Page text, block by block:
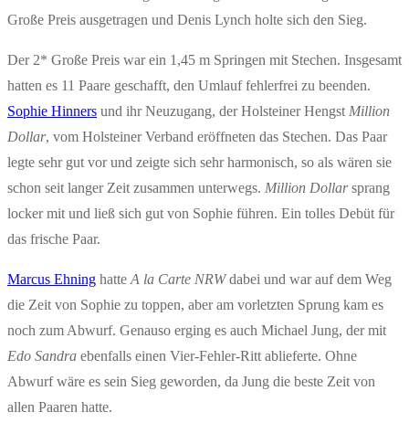
Große Preis ausgetragen und Denis Lynch holte sich den Sieg.
Der 2* Große Preis war ein 1,45 m Springen mit Stechen. Insgesamt
hatten es 11 Paare geschafft, den Umlauf fehlerfrei zu beenden.
Sophie Hinners und ihr Neuzugang, der Holsteiner Hengst Million
Dollar, vom Holsteiner Verband eröffneten das Stechen. Das Paar
legte sehr gut vor und zeigte sich sehr harmonisch, so als wären sie
schon seit langer Zeit zusammen unterwegs. Million Dollarsprang
locker mit und ließ sich gut von Sophie führen. Ein tolles Debüt für
das frische Paar.
Marcus Ehning hatte A la Carte NRWdabei und war auf dem Weg
die Zeit von Sophie zu toppen, aber am vorletzten Sprung kam es
noch zum Abwurf. Genauso erging es auch Michael Jung, der mit
Edo Sandra ebenfalls einen Vier-Fehler-Ritt ablieferte. Ohne
Abwurf wäre es sein Sieg geworden, da Jung die beste Zeit von
allen Paaren hatte.